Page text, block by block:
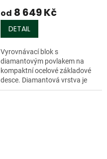
od 8 649 Kč
DETAIL
Vyrovnávací blok s
diamantovým povlakem na
kompaktní ocelové základové
desce. Diamantová vrstva je
extrémně...